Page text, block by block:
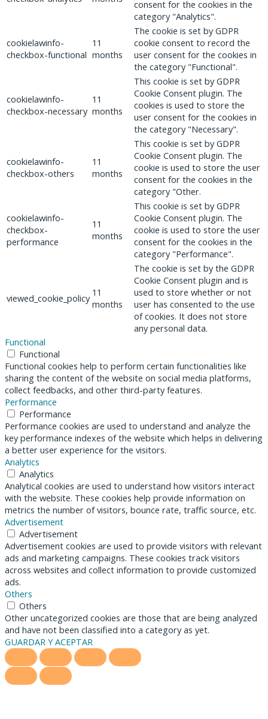
consent for the cookies in the
category "Analytics".
cookielawinfo-
checkbox-functional
11
months
The cookie is set by GDPR
cookie consent to record the
user consent for the cookies in
the category "Functional".
cookielawinfo-
checkbox-necessary
11
months
This cookie is set by GDPR
Cookie Consent plugin. The
cookies is used to store the
user consent for the cookies in
the category "Necessary".
cookielawinfo-
checkbox-others
11
months
This cookie is set by GDPR
Cookie Consent plugin. The
cookie is used to store the user
consent for the cookies in the
category "Other.
cookielawinfo-
checkbox-
performance
11
months
This cookie is set by GDPR
Cookie Consent plugin. The
cookie is used to store the user
consent for the cookies in the
category "Performance".
viewed_cookie_policy 11
months
The cookie is set by the GDPR
Cookie Consent plugin and is
used to store whether or not
user has consented to the use
of cookies. It does not store
any personal data.
Functional
Functional
Functional cookies help to perform certain functionalities like
sharing the content of the website on social media platforms,
collect feedbacks, and other third-party features.
Performance
Performance
Performance cookies are used to understand and analyze the
key performance indexes of the website which helps in delivering
a better user experience for the visitors.
Analytics
Analytics
Analytical cookies are used to understand how visitors interact
with the website. These cookies help provide information on
metrics the number of visitors, bounce rate, traffic source, etc.
Advertisement
Advertisement
Advertisement cookies are used to provide visitors with relevant
ads and marketing campaigns. These cookies track visitors
across websites and collect information to provide customized
ads.
Others
Others
Other uncategorized cookies are those that are being analyzed
and have not been classified into a category as yet.
GUARDAR Y ACEPTAR